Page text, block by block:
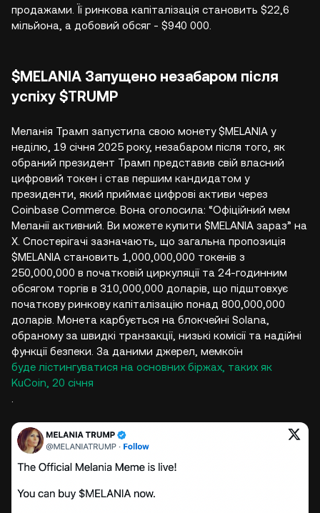
продажами. Її ринкова капіталізація становить $22,6
мільйона, а добовий обсяг - $940 000.
$MELANIA Запущено незабаром після
успіху $TRUMP
Меланія Трамп запустила свою монету $MELANIA у
неділю, 19 січня 2025 року, незабаром після того, як
обраний президент Трамп представив свій власний
цифровий токен і став першим кандидатом у
президенти, який приймає цифрові активи через
Coinbase Commerce. Вона оголосила: “Офіційний мем
Меланії активний. Ви можете купити $MELANIA зараз” на
X. Спостерігачі зазначають, що загальна пропозиція
$MELANIA становить 1,000,000,000 токенів з
250,000,000 в початковій циркуляції та 24-годинним
обсягом торгів в 310,000,000 доларів, що підштовхує
початкову ринкову капіталізацію понад 800,000,000
доларів. Монета карбується на блокчейні Solana,
обраному за швидкі транзакції, низькі комісії та надійні
функції безпеки. За даними джерел, мемкоїн
буде лістингуватися на основних біржах, таких як
KuCoin, 20 січня